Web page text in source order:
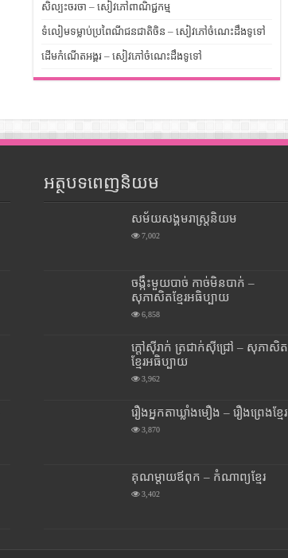
សិល្បះចរចា – សៀវភៅពាណិជ្ជកម្ម
ទំលៀមទម្លាប់ប្រពៃណីជនជាតិចិន – សៀវភៅចំណេះដឹងទូទៅ
ដើមកំណើតអង្គរ – សៀវភៅចំណេះដឹងទូទៅ
អត្ថបទពេញនិយម
សម័យសង្គមរាស្រ្តនិយម
7,002
ចង្កឹះមួយបាច់ កាច់មិនបាក់ –
សុភាសិតខ្មែរអធិប្បាយ
6,858
ក្តៅស៊ីរាក់ ត្រជាក់ស៊ីជ្រៅ – សុភាសិត
ខ្មែរអធិប្បាយ
3,962
រឿងអ្នកតាឃ្លាំងមឿង – រឿងព្រេងខ្មែរ
3,870
គុណម្តាយឪពុក – កំណាព្យខ្មែរ
3,402